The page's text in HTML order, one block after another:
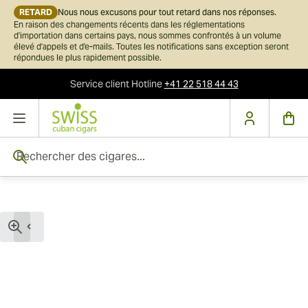
RETARD Nous nous excusons pour tout retard dans nos réponses.
En raison des changements récents dans les réglementations
d'importation dans certains pays, nous sommes confrontés à un volume
élevé d'appels et d'e-mails. Toutes les notifications sans exception seront
répondues le plus rapidement possible.
Service clientHotline+41 22 518 44 43
Skip to Content